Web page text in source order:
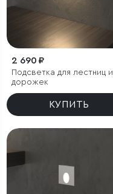
2 690 ₽
Подсветка для лестниц и
дорожек
КУПИТЬ